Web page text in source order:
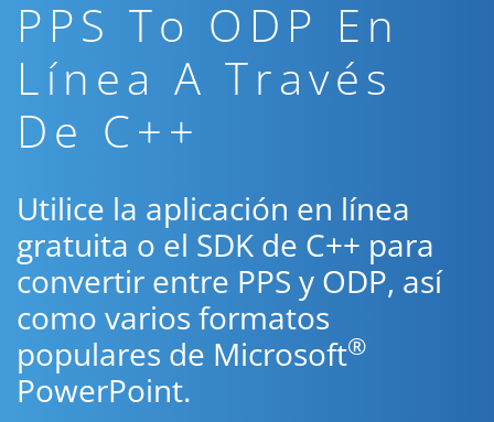
PPS To ODP En
Línea A Través
De C++
Utilice la aplicación en línea
gratuita o el SDK de C++ para
convertir entre PPS y ODP, así
como varios formatos
populares de Microsoft®
PowerPoint.